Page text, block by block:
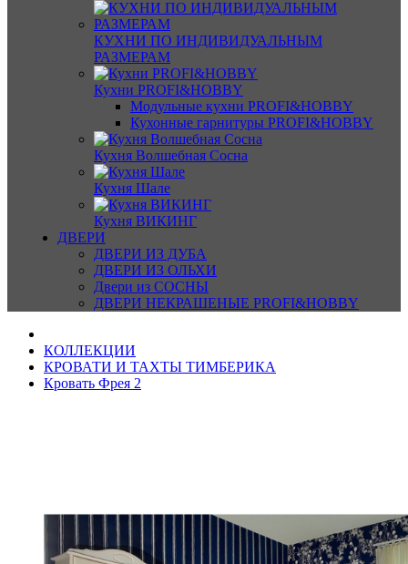
КУХНИ ПО ИНДИВИДУАЛЬНЫМ
РАЗМЕРАМ
Кухни PROFI&HOBBY
Модульные кухни PROFI&HOBBY
Кухонные гарнитуры PROFI&HOBBY
Кухня Волшебная Сосна
Кухня Шале
Кухня ВИКИНГ
ДВЕРИ
ДВЕРИ ИЗ ДУБА
ДВЕРИ ИЗ ОЛЬХИ
Двери из СОСНЫ
ДВЕРИ НЕКРАШЕНЫЕ PROFI&HOBBY
КОЛЛЕКЦИИ
КРОВАТИ И ТАХТЫ ТИМБЕРИКА
Кровать Фрея 2